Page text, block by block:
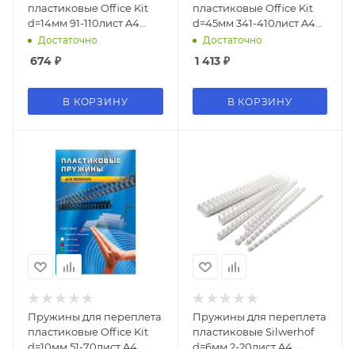
пластиковые Office Kit
d=14мм 91-110лист A4
черный (100шт) BP2040
Достаточно
674 ₽
В КОРЗИНУ
пластиковые Office Kit
d=45мм 341-410лист A4
белый (50шт) BP2121
Достаточно
1 413₽
В КОРЗИНУ
Пружины для переплета
пластиковые Office Kit
Пружины для переплета
пластиковые Silwerhof